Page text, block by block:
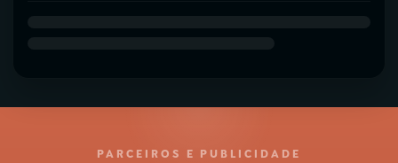
PARCEIROS E PUBLICIDADE